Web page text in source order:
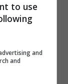
to use
and
and